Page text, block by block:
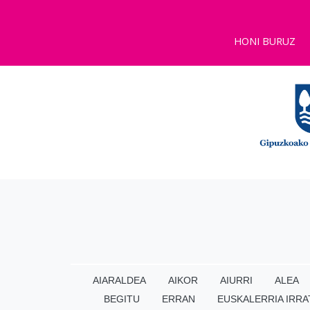
HONI BURUZ
AIARALDEA AIKOR AIURRI ALEA
BEGITU
ERRAN EUSKALERRIA